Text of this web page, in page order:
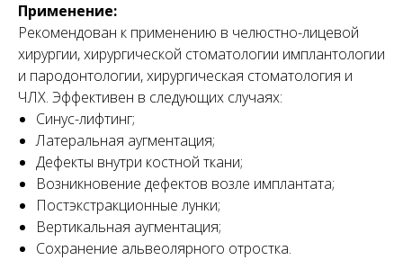
Применение:
Рекомендован к применению в челюстно-лицевой
хирургии, хирургической стоматологии имплантологии
и пародонтологии, хирургическая стоматология и
ЧЛХ. Эффективен в следующих случаях:
Синус-лифтинг;
Латеральная аугментация;
Дефекты внутри костной ткани;
Возникновение дефектов возле имплантата;
Постэкстракционные лунки;
Вертикальная аугментация;
Сохранение альвеолярного отростка.